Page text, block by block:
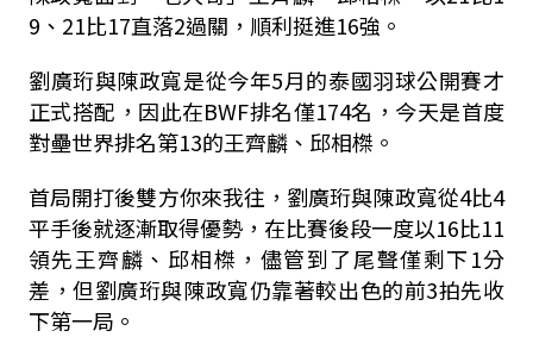
9、21比17直落2過關，順利挺進16強。
劉廣珩與陳政寬是從今年5月的泰國羽球公開賽才
正式搭配，因此在BWF排名僅174名，今天是首度
對壘世界排名第13的王齊麟、邱相榤。
首局開打後雙方你來我往，劉廣珩與陳政寬從4比4
平手後就逐漸取得優勢，在比賽後段一度以16比11
領先王齊麟、邱相榤，儘管到了尾聲僅剩下1分
差，但劉廣珩與陳政寬仍靠著較出色的前3拍先收
下第一局。